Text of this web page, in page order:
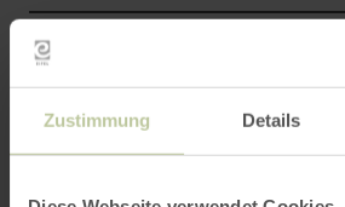
Zustimmung Details